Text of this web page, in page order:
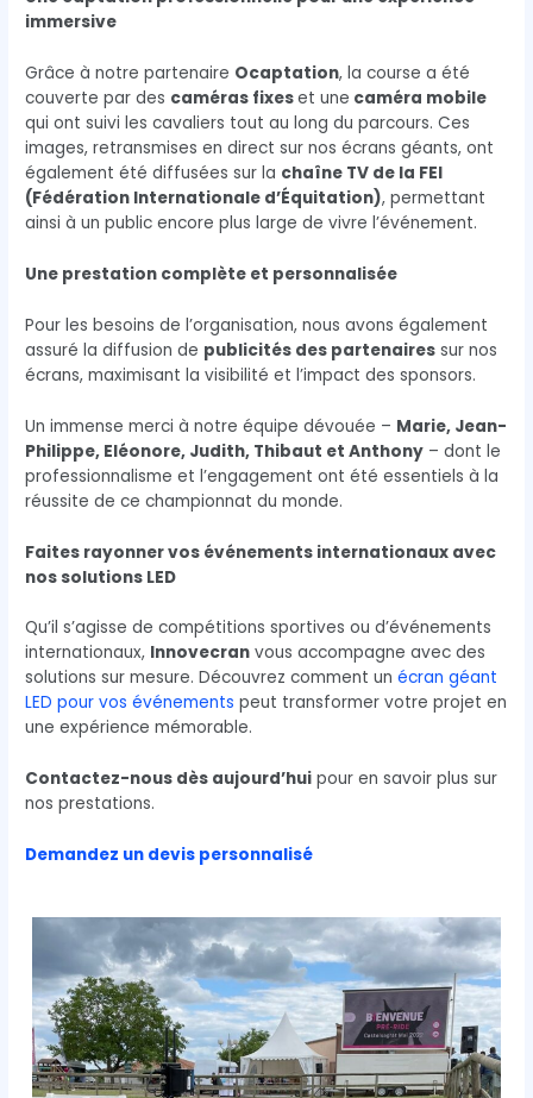
immersive
Grâce à notre partenaire Ocaptation, la course a été
couverte par des caméras fixeset une caméra mobile
qui ont suivi les cavaliers tout au long du parcours. Ces
images, retransmises en direct sur nos écrans géants, ont
également été diffusées sur la chaîne TV de la FEI
(Fédération Internationale d’Équitation), permettant
ainsi à un public encore plus large de vivre l’événement.
Une prestation complète et personnalisée
Pour les besoins de l’organisation, nous avons également
assuré la diffusion de publicités des partenaires sur nos
écrans, maximisant la visibilité et l’impact des sponsors.
Un immense merci à notre équipe dévouée – Marie, Jean-
Philippe, Eléonore, Judith, Thibaut et Anthony – dont le
professionnalisme et l’engagement ont été essentiels à la
réussite de ce championnat du monde.
Faites rayonner vos événements internationaux avec
nos solutions LED
Qu’il s’agisse de compétitions sportives ou d’événements
internationaux, Innovecran vous accompagne avec des
solutions sur mesure. Découvrez comment unécran géant
LED pour vos événements peut transformer votre projet en
une expérience mémorable.
Contactez-nous dès aujourd’hui pour en savoir plus sur
nos prestations.
Demandez un devis personnalisé